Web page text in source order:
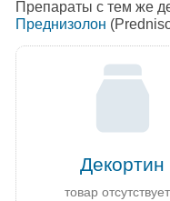
Препараты с тем же
Преднизолон
Декортин
товар